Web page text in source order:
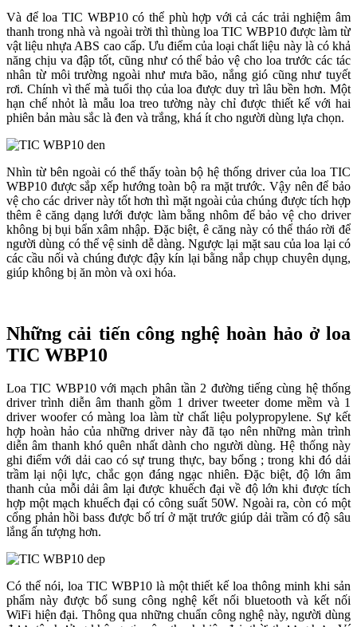
Và để loa TIC WBP10 có thể phù hợp với cả các trải nghiệm âm
thanh trong nhà và ngoài trời thì thùng loa TIC WBP10 được làm từ
vật liệu nhựa ABS cao cấp. Ưu điểm của loại chất liệu này là có khả
năng chịu va đập tốt, cũng như có thể bảo vệ cho loa trước các tác
nhân từ môi trường ngoài như mưa bão, nắng gió cũng như tuyết
rơi. Chính vì thế mà tuổi thọ của loa được duy trì lâu bền hơn. Một
hạn chế nhỏt là mẫu loa treo tường này chỉ được thiết kế với hai
phiên bản màu sắc là đen và trắng, khá ít cho người dùng lựa chọn.
Nhìn từ bên ngoài có thể thấy toàn bộ hệ thống driver của loa TIC
WBP10 được sắp xếp hướng toàn bộ ra mặt trước. Vậy nên để bảo
vệ cho các driver này tốt hơn thì mặt ngoài của chúng được tích hợp
thêm ê căng dạng lưới được làm bằng nhôm để bảo vệ cho driver
không bị bụi bẩn xâm nhập. Đặc biệt, ê căng này có thể tháo rời để
người dùng có thể vệ sinh dễ dàng. Ngược lại mặt sau của loa lại có
các cầu nối và chúng được đậy kín lại bằng nắp chụp chuyên dụng,
giúp không bị ăn mòn và oxi hóa.
Những cải tiến công nghệ hoàn hảo ở loa
TIC WBP10
Loa TIC WBP10 với mạch phân tần 2 đường tiếng cùng hệ thống
driver trình diễn âm thanh gồm 1 driver tweeter dome mềm và 1
driver woofer có màng loa làm từ chất liệu polypropylene. Sự kết
hợp hoàn hảo của những driver này đã tạo nên những màn trình
diễn âm thanh khó quên nhất dành cho người dùng. Hệ thống này
ghi điểm với dải cao có sự trung thực, bay bổng ; trong khi đó dải
trầm lại nội lực, chắc gọn đáng ngạc nhiên. Đặc biệt, độ lớn âm
thanh của mỗi dải âm lại được khuếch đại về độ lớn khi được tích
hợp một mạch khuếch đại có công suất 50W. Ngoài ra, còn có một
cổng phản hồi bass được bố trí ở mặt trước giúp dải trầm có độ sâu
lắng ấn tượng hơn.
Có thể nói, loa TIC WBP10 là một thiết kế loa thông minh khi sản
phẩm này được bổ sung công nghệ kết nối bluetooth và kết nối
WiFi hiện đại. Thông qua những chuẩn công nghệ này, người dùng